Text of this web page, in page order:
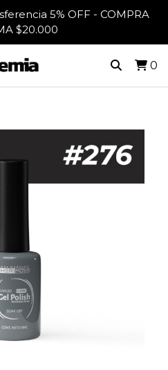
5% OFF - COMPRA
$20.000
0